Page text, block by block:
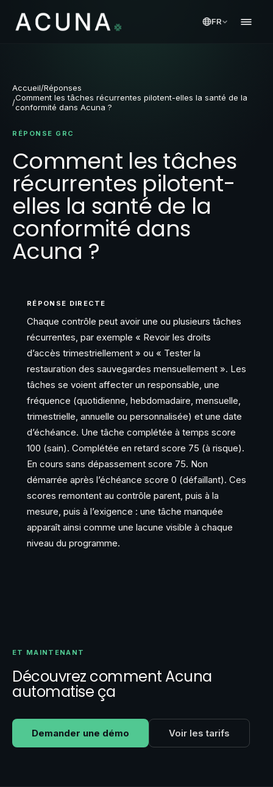
FR
Accueil/Réponses
/Comment les tâches récurrentes pilotent-elles la santé de la
conformité dans Acuna ?
RÉPONSE GRC
Comment les tâches
récurrentes pilotent-
elles la santé de la
conformité dans
Acuna ?
RÉPONSE DIRECTE
Chaque contrôle peut avoir une ou plusieurs tâches
récurrentes, par exemple « Revoir les droits
d’accès trimestriellement » ou « Tester la
restauration des sauvegardes mensuellement ». Les
tâches se voient affecter un responsable, une
fréquence (quotidienne, hebdomadaire, mensuelle,
trimestrielle, annuelle ou personnalisée) et une date
d’échéance. Une tâche complétée à temps score
100 (sain). Complétée en retard score 75 (à risque).
En cours sans dépassement score 75. Non
démarrée après l’échéance score 0 (défaillant). Ces
scores remontent au contrôle parent, puis à la
mesure, puis à l’exigence : une tâche manquée
apparaît ainsi comme une lacune visible à chaque
niveau du programme.
ET MAINTENANT
Découvrez comment Acuna
automatise ça
Demander une démo Voir les tarifs